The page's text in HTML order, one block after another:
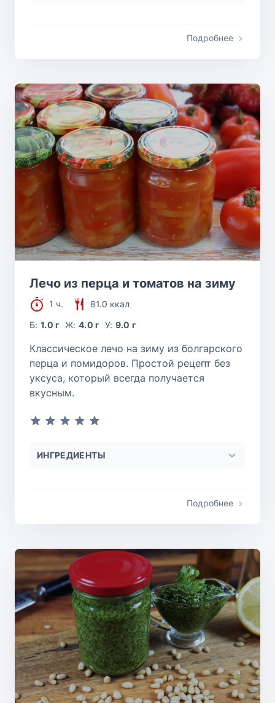
Подробнее
Лечо из перца и томатов на зиму
1 ч.
81.0 ккал
Б:1.0 г Ж: 4.0 г У: 9.0 г
Классическое лечо на зиму из болгарского
перца и помидоров. Простой рецепт без
уксуса, который всегда получается
вкусным.
ИНГРЕДИЕНТЫ
Подробнее